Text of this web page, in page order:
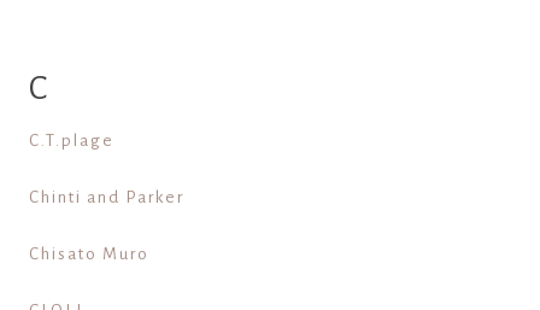
C
C.T.plage
Chinti and Parker
Chisato Muro